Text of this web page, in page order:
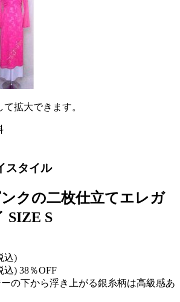
拡大できます。
スタイル
クの二枚仕立てエレガ
SIZE S
込)
込) 38％OFF
の下から浮き上がる銀糸柄は高級感あ